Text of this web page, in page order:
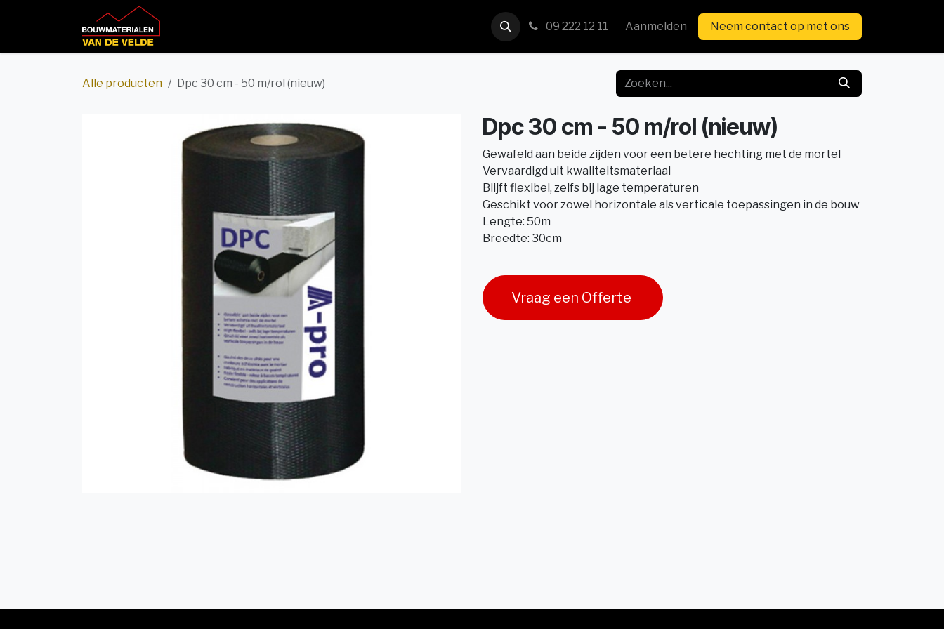
09 222 12 11 Aanmelden Neem contact op met ons
Alle producten Dpc 30 cm - 50 m/rol (nieuw)
Dpc 30 cm - 50 m/rol (nieuw)
Gewafeld aan beide zijden voor een betere hechting met de mortel
Vervaardigd uit kwaliteitsmateriaal
Blijft flexibel, zelfs bij lage temperaturen
Geschikt voor zowel horizontale als verticale toepassingen in de bouw
Lengte: 50m
Breedte: 30cm
Vraag een Offerte